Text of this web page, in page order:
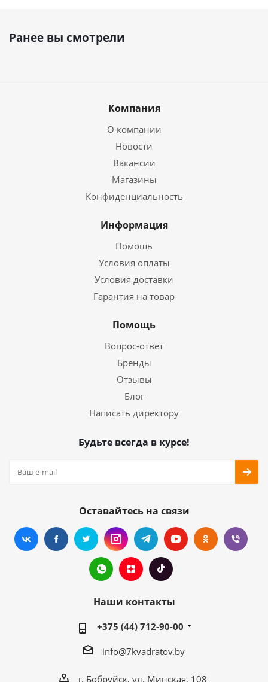
Ранее вы смотрели
Компания
О компании
Новости
Вакансии
Магазины
Конфиденциальность
Информация
Помощь
Условия оплаты
Условия доставки
Гарантия на товар
Помощь
Вопрос-ответ
Бренды
Отзывы
Блог
Написать директору
Будьте всегда в курсе!
Оставайтесь на связи
Наши контакты
+375 (44) 712-90-00
info@7kvadratov.by
г. Бобруйск, ул. Минская, 108